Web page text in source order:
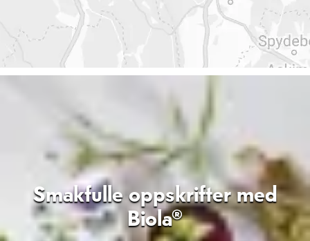
Smakfulle oppskrifter med
Biola®